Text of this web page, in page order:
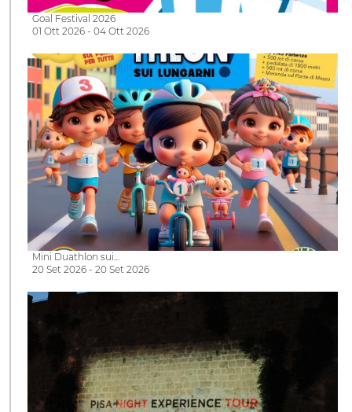
Goal Festival 2026
01 Ott 2026 - 04 Ott 2026
Mini Duathlon sui…
20 Set 2026 - 20 Set 2026